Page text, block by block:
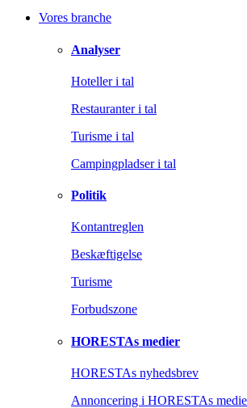
Vores branche
Analyser
Hoteller i tal
Restauranter i tal
Turisme i tal
Campingpladser i tal
Politik
Kontantreglen
Beskæftigelse
Turisme
Forbudszone
HORESTAs medier
HORESTAs nyhedsbrev
Annoncering i HORESTAs